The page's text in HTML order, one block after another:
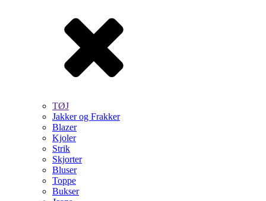
TØJ
Jakker og Frakker
Blazer
Kjoler
Strik
Skjorter
Bluser
Toppe
Bukser